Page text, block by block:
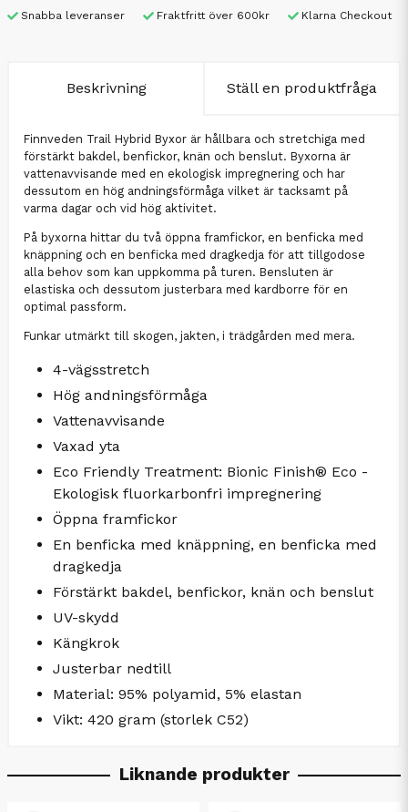
Snabba leveranser Fraktfritt över 600kr Klarna Checkout
Beskrivning Ställ en produktfråga
Finnveden Trail Hybrid Byxor är hållbara och stretchiga med
förstärkt bakdel, benfickor, knän och benslut. Byxorna är
vattenavvisande med en ekologisk impregnering och har
dessutom en hög andningsförmåga vilket är tacksamt på
varma dagar och vid hög aktivitet.
På byxorna hittar du två öppna framfickor, en benficka med
knäppning och en benficka med dragkedja för att tillgodose
alla behov som kan uppkomma på turen. Bensluten är
elastiska och dessutom justerbara med kardborre för en
optimal passform.
Funkar utmärkt till skogen, jakten, i trädgården med mera.
4-vägsstretch
Hög andningsförmåga
Vattenavvisande
Vaxad yta
Eco Friendly Treatment: Bionic Finish® Eco -
Ekologisk fluorkarbonfri impregnering
Öppna framfickor
En benficka med knäppning, en benficka med
dragkedja
Förstärkt bakdel, benfickor, knän och benslut
UV-skydd
Kängkrok
Justerbar nedtill
Material: 95% polyamid, 5% elastan
Vikt: 420 gram (storlek C52)
Liknande produkter